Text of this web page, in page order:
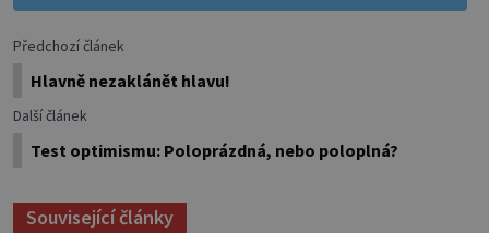
Předchozí článek
Hlavně nezaklánět hlavu!
Další článek
Test optimismu: Poloprázdná, nebo poloplná?
Související články